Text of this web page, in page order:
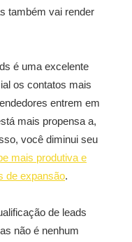
também vai render
é uma excelente
os contatos mais
entrem em
mais propensa a,
você diminui seu
mais produtiva e
de expansão.
de leads
não é nenhum